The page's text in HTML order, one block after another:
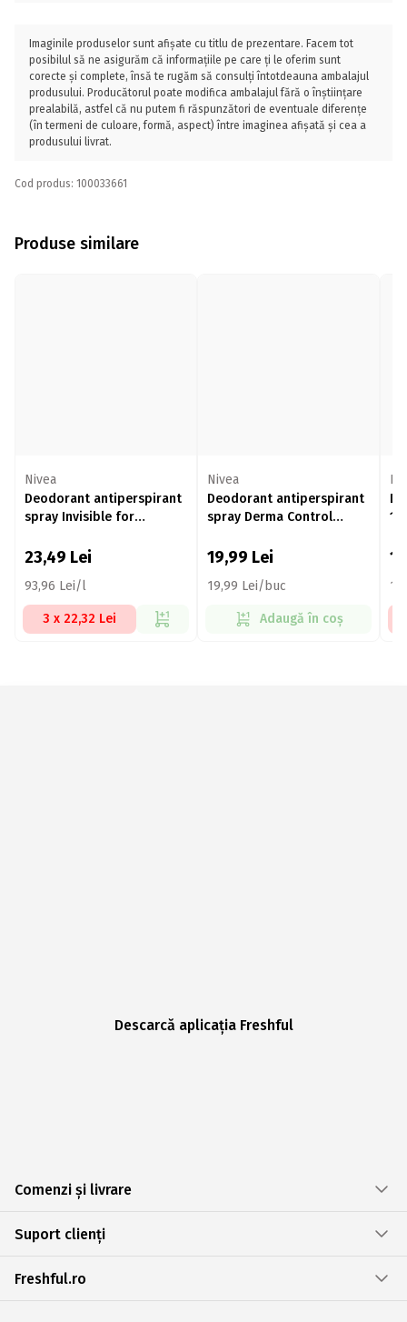
Imaginile produselor sunt afișate cu titlu de prezentare. Facem tot
posibilul să ne asigurăm că informațiile pe care ți le oferim sunt
corecte și complete, însă te rugăm să consulți întotdeauna ambalajul
produsului. Producătorul poate modifica ambalajul fără o înștiințare
prealabilă, astfel că nu putem fi răspunzători de eventuale diferențe
(în termeni de culoare, formă, aspect) între imaginea afișată și cea a
produsului livrat.
Cod produs: 100033661
Produse similare
Nivea
Deodorant antiperspirant
spray Invisible for
250ml
23,49 Lei
93,96 Lei/l
3 x 22,32 Lei
Nivea
Deodorant antiperspirant
spray Derma Control
19,99 Lei
19,99 Lei/buc
Adaugă în coș
Descarcă aplicația Freshful
Comenzi și livrare
Suport clienți
Freshful.ro